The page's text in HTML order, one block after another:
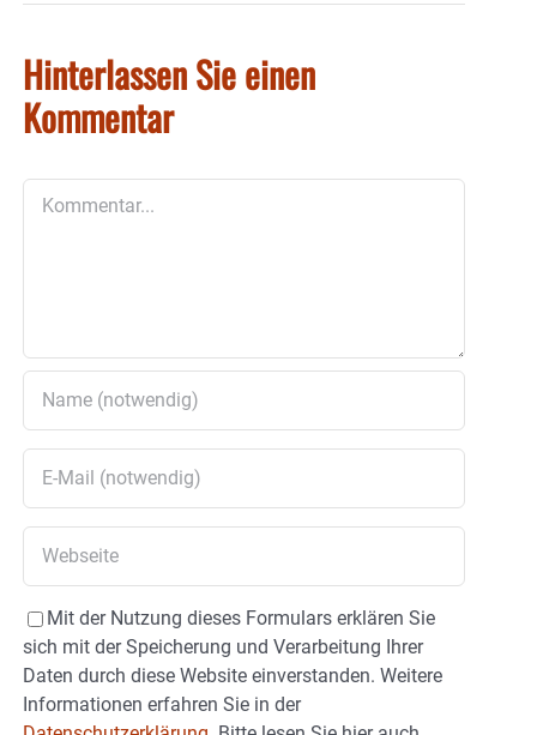
Hinterlassen Sie einen
Kommentar
Mit der Nutzung dieses Formulars erklären Sie
sich mit der Speicherung und Verarbeitung Ihrer
Daten durch diese Website einverstanden. Weitere
Informationen erfahren Sie in der